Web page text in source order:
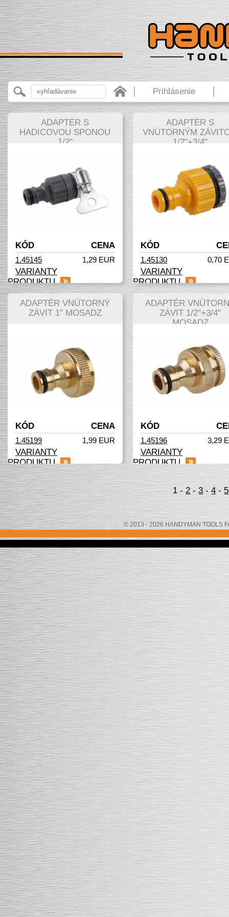
Prihlásenie
ADAPTÉR S
HADICOVOU SPONOU
1/2"
KÓD CENA
1.45145 1,29 EUR
VARIANTY
PRODUKTU
ADAPTÉR S
VNÚTORNÝM
1/2"+3/4"
KÓD
1.45130 0,70
VARIANTY
PRODUKTU
ADAPTÉR VNÚTORNÝ
ZÁVIT 1" MOSADZ
KÓD CENA
1.45199 1,99 EUR
VARIANTY
PRODUKTU
ADAPTÉR
ZÁVIT 1/2"+3/4"
MOSADZ
KÓD
1.45196 3,29
VARIANTY
PRODUKTU
1 -2-3-4 -5
© 2013 - 2026 HANDYMAN TOOLS